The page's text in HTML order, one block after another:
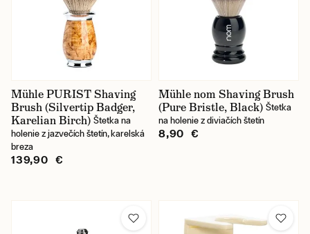
Mühle PURIST Shaving
Brush (Silvertip Badger,
Karelian Birch) Štetka na
holenie z jazvečích štetín, karelská
breza
139,90 €
Mühle nom Shaving Brush
(Pure Bristle, Black) Štetka
na holenie z diviačích štetín
8,90 €